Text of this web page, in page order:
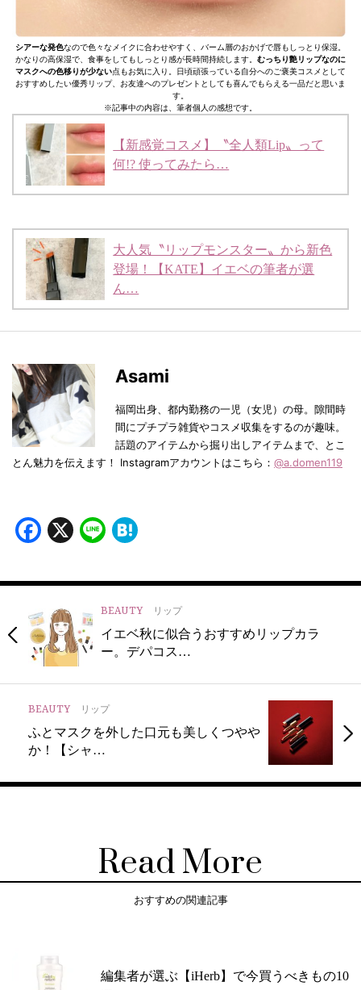
シアーな発色なので色々なメイクに合わせやすく、バーム層のおかげで唇もしっとり保湿。
かなりの高保湿で、食事をしてもしっとり感が長時間持続します。 むっちり艶リップなのに
マスクへの色移りが少ない点もお気に入り。日頃頑張っている自分へのご褒美コスメとして
おすすめしたい優秀リップ、お友達へのプレゼントとしても喜んでもらえる一品だと思いま
す。
※記事中の内容は、筆者個人の感想です。
【新感覚コスメ】〝全人類Lip〟って
何!? 使ってみたら…
大人気〝リップモンスター〟から新色
登場！【KATE】イエベの筆者が選
ん…
Asami
福岡出身、都内勤務の一児（女児）の母。隙間時
間にプチプラ雑貨やコスメ収集をするのが趣味。
話題のアイテムから掘り出しアイテムまで、とこ
とん魅力を伝えます！ Instagramアカウントはこちら： @a.domen119
Facebook
X Line
BEAUTY リップ
イエベ秋に似合うおすすめリップカラ
ー。デパコス…
BEAUTY リップ
ふとマスクを外した口元も美しくつやや
か！【シャ…
Read More
おすすめの関連記事
編集者が選ぶ【iHerb】で今買うべきもの10